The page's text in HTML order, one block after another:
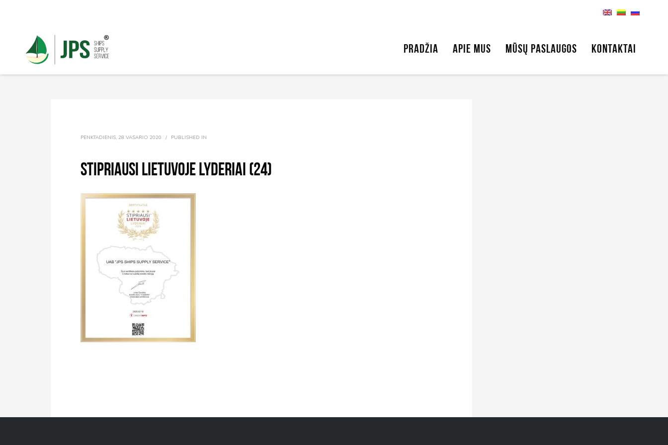
PRADŽIA APIE MUS MŪSŲ PASLAUGOS KONTAKTAI
PENKTADIENIS, 28 VASARIO 2020 / PUBLISHED IN
Stipriausi Lietuvoje Lyderiai (24)